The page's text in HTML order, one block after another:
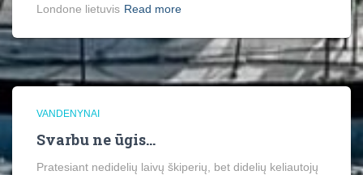
Londone lietuvis Read more
VANDENYNAI
Svarbu ne ūgis…
Pratesiant nedidelių laivų škiperių, bet didelių keliautojų